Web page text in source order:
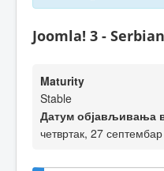
Joomla! 3 -
Maturity
Stable
Датум објављивања
четвртак, 27